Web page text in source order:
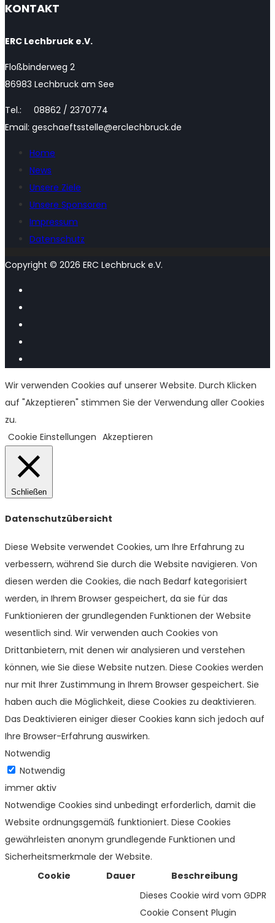
KONTAKT
ERC Lechbruck e.V.
Floßbinderweg 2
86983 Lechbruck am See
Tel.: 08862 / 2370774
Email: geschaeftsstelle@erclechbruck.de
Home
News
Unsere Ziele
Unsere Sponsoren
Impressum
Datenschutz
Copyright © 2026 ERC Lechbruck e.V.
Wir verwenden Cookies auf unserer Website. Durch Klicken
auf "Akzeptieren" stimmen Sie der Verwendung aller Cookies
zu.
Cookie Einstellungen Akzeptieren
Schließen
Datenschutzübersicht
Diese Website verwendet Cookies, um Ihre Erfahrung zu
verbessern, während Sie durch die Website navigieren. Von
diesen werden die Cookies, die nach Bedarf kategorisiert
werden, in Ihrem Browser gespeichert, da sie für das
Funktionieren der grundlegenden Funktionen der Website
wesentlich sind. Wir verwenden auch Cookies von
Drittanbietern, mit denen wir analysieren und verstehen
können, wie Sie diese Website nutzen. Diese Cookies werden
nur mit Ihrer Zustimmung in Ihrem Browser gespeichert. Sie
haben auch die Möglichkeit, diese Cookies zu deaktivieren.
Das Deaktivieren einiger dieser Cookies kann sich jedoch auf
Ihre Browser-Erfahrung auswirken.
Notwendig
Notwendig
immer aktiv
Notwendige Cookies sind unbedingt erforderlich, damit die
Website ordnungsgemäß funktioniert. Diese Cookies
gewährleisten anonym grundlegende Funktionen und
Sicherheitsmerkmale der Website.
Cookie
Dauer Beschreibung
Dieses Cookie wird vom GDPR
Cookie Consent Plugin